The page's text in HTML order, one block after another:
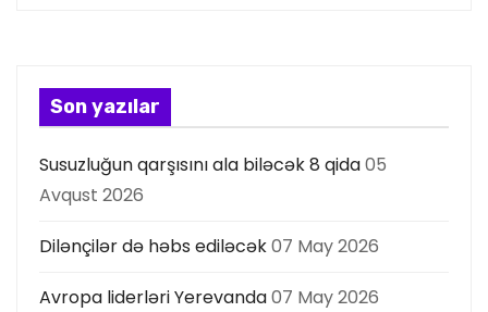
s
ı
Son yazılar
Susuzluğun qarşısını ala biləcək 8 qida05
Avqust 2026
Dilənçilər də həbs ediləcək07 May 2026
Avropa liderləri Yerevanda07 May 2026